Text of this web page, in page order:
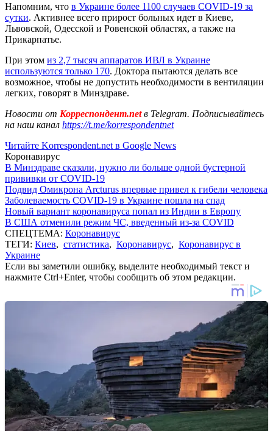
Напомним, что в Украине более 1100 случаев COVID-19 за
сутки. Активнее всего прирост больных идет в Киеве,
Львовской, Одесской и Ровенской областях, а также на
Прикарпатье.
При этом из 2,7 тысяч аппаратов ИВЛ в Украине
используются только 170. Доктора пытаются делать все
возможное, чтобы не допустить необходимости в вентиляции
легких, говорят в Минздраве.
Новости от Корреспондент.netв Telegram. Подписывайтесь
на наш канал https://t.me/korrespondentnet
Читайте Korrespondent.net в Google News
Коронавирус
В Минздраве сказали, нужно ли больше одной бустерной
прививки от COVID-19
Подвид Омикрона Arcturus впервые привел к гибели человека
Заболеваемость COVID-19 в Украине пошла на спад
Новый вариант коронавируса попал из Индии в Европу
В США отменили режим ЧС, введенный из-за COVID
СПЕЦТЕМА: Коронавирус
ТЕГИ: Киев, статистика, Коронавирус, Коронавирус в
Украине
Если вы заметили ошибку, выделите необходимый текст и
нажмите Ctrl+Enter, чтобы сообщить об этом редакции.